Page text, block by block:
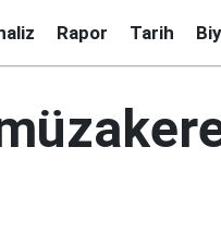
Rapor Tarih